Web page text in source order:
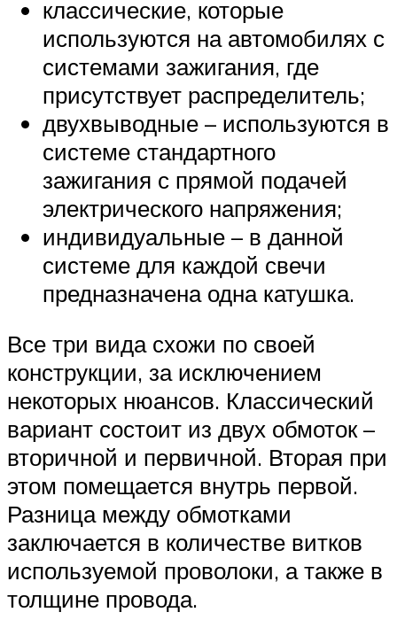
классические, которые
используются на автомобилях с
системами зажигания, где
присутствует распределитель;
двухвыводные – используются в
системе стандартного
зажигания с прямой подачей
электрического напряжения;
индивидуальные – в данной
системе для каждой свечи
предназначена одна катушка.
Все три вида схожи по своей
конструкции, за исключением
некоторых нюансов. Классический
вариант состоит из двух обмоток –
вторичной и первичной. Вторая при
этом помещается внутрь первой.
Разница между обмотками
заключается в количестве витков
используемой проволоки, а также в
толщине провода.